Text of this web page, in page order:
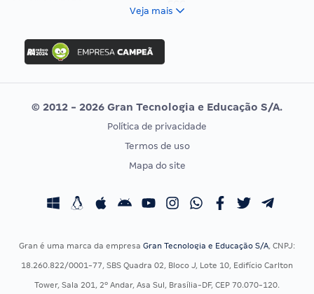
Concurso Ibama
Concurso MPU
Editais publicados
Vunesp
CONCURSOS POR PROFISSÃO
Concursos Fiscais
Concursos Saúde
EXAME DE ORDEM
Calendário OAB
Veja mais
© 2012 - 2026 Gran Tecnologia e Educação S/A.
Política de privacidade
Termos de uso
Mapa do site
Gran é uma marca da empresa Gran Tecnologia e Educação S/A, CNPJ:
18.260.822/0001-77, SBS Quadra 02, Bloco J, Lote 10, Edifício Carlton
Tower, Sala 201, 2º Andar, Asa Sul, Brasília-DF, CEP 70.070-120.